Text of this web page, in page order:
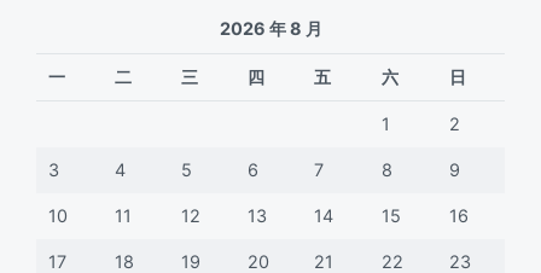
2026 年 8 月
一 二 三 四 五 六 日
1 2
3 4 5 6 7 8 9
10 11 12 13 14 15 16
17 18 19 20 21 22 23